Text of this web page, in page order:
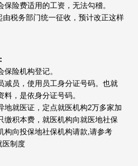
险费适用的工资，无法勾稽。
由税务部门统一征收，预计改正这样
险机构登记。
减员，使用员工身分证号码。也就
，是依身分证号码。
地就医证，定点就医机构2万多家加
缴积本费，就医机构向就医地社保
构向投保地社保机构请款,请参考
医制度